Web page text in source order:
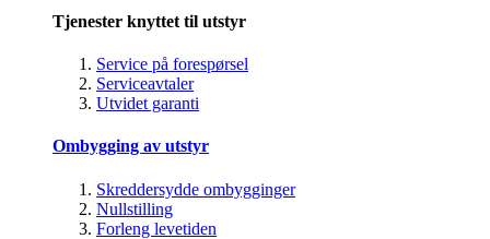
Tjenester knyttet til utstyr
Service på forespørsel
Serviceavtaler
Utvidet garanti
Ombygging av utstyr
Skreddersydde ombygginger
Nullstilling
Forleng levetiden